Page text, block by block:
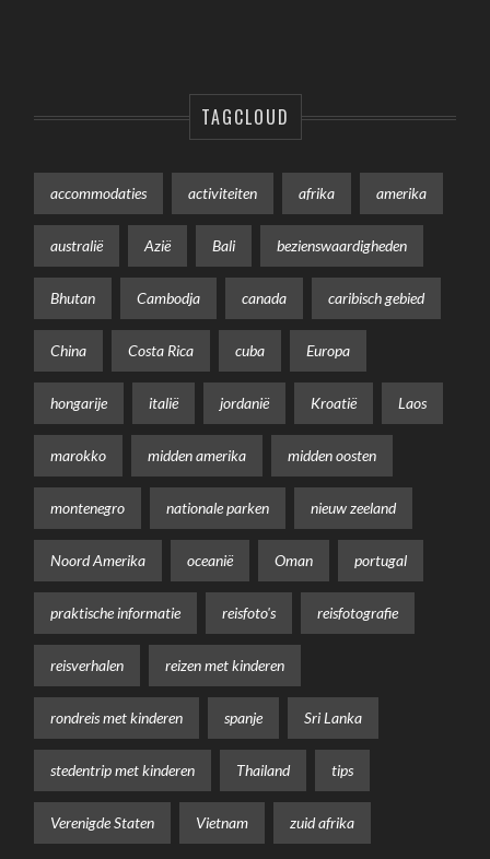
TAGCLOUD
accommodaties activiteiten afrika amerika
australië Azië Bali bezienswaardigheden
Bhutan Cambodja canada caribisch gebied
China Costa Rica cuba Europa
hongarije italië jordanië Kroatië Laos
marokko midden amerika midden oosten
montenegro nationale parken nieuw zeeland
Noord Amerika oceanië Oman portugal
praktische informatie reisfoto's reisfotografie
reisverhalen reizen met kinderen
rondreis met kinderen spanje Sri Lanka
stedentrip met kinderen Thailand tips
Verenigde Staten Vietnam zuid afrika